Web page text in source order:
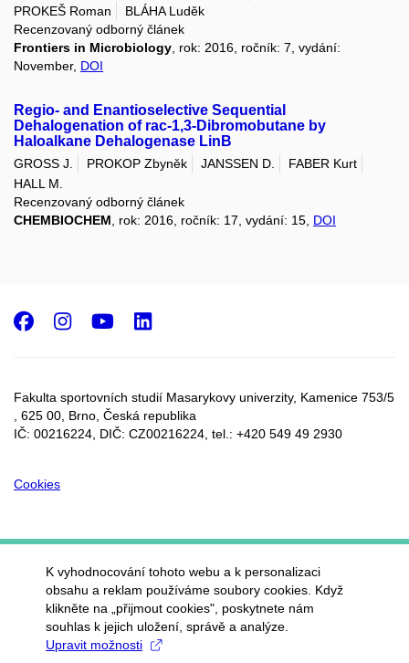
PROKEŠ Roman
BLÁHA Luděk
Recenzovaný odborný článek
Frontiers in Microbiology , rok: 2016, ročník: 7, vydání:
November, DOI
Regio- and Enantioselective Sequential
Dehalogenation of rac-1,3-Dibromobutane by
Haloalkane Dehalogenase LinB
GROSS J. PROKOP Zbyněk JANSSEN D.
FABER Kurt
HALL M.
Recenzovaný odborný článek
CHEMBIOCHEM , rok: 2016, ročník: 17, vydání: 15, DOI
Fakulta sportovních studií Masarykovy univerzity, Kamenice 753/5​
, 625 00, Brno, Česká republika
IČ: 00216224, DIČ: CZ00216224, tel.: +420 549 49 2930
Cookies
Facebook
Instagram
Youtube
LinkedIn
K vyhodnocování tohoto webu a k personalizaci
obsahu a reklam používáme soubory cookies. Když
klikněte na „přijmout cookies", poskytnete nám
souhlas k jejich uložení, správě a analýze.
Upravit možnosti